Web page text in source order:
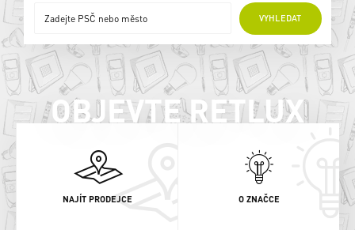
VYHLEDAT
ONLINE PRODEJCI
OBJEVTE RETLUX
NAJÍT PRODEJCE O ZNAČCE